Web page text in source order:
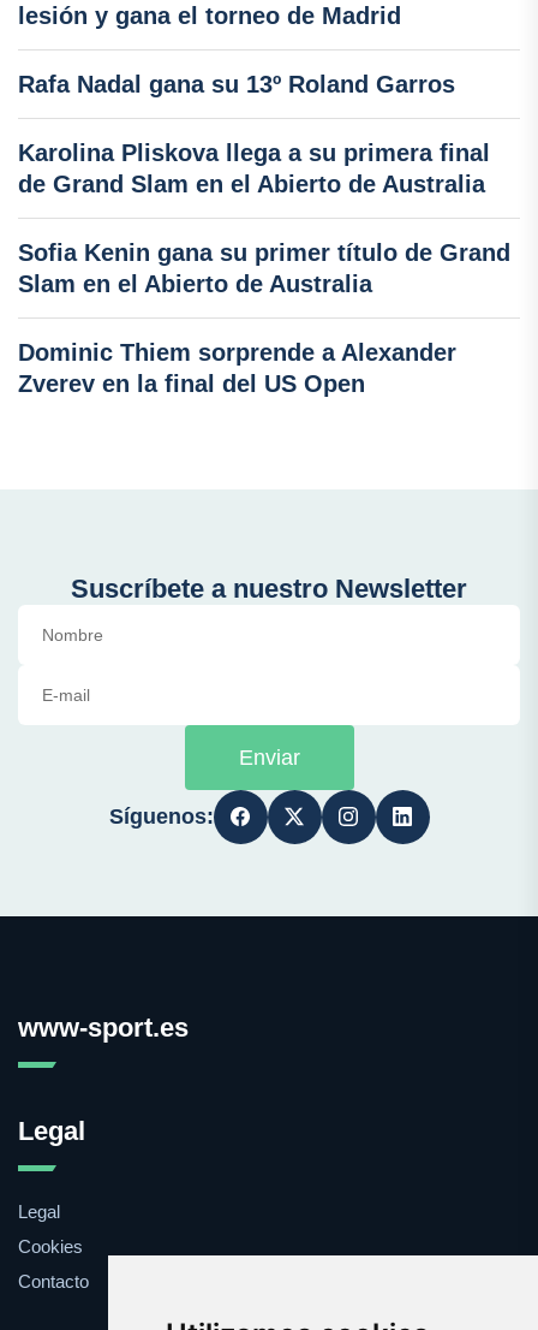
lesión y gana el torneo de Madrid
Rafa Nadal gana su 13º Roland Garros
Karolina Pliskova llega a su primera final
de Grand Slam en el Abierto de Australia
Sofia Kenin gana su primer título de Grand
Slam en el Abierto de Australia
Dominic Thiem sorprende a Alexander
Zverev en la final del US Open
Suscríbete a nuestro Newsletter
Enviar
Síguenos:
www-sport.es
Legal
Legal
Cookies
Contacto